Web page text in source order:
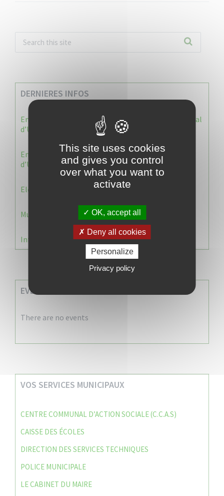
DERNIERES INFOS
Enquête publique : Dossier Modification du Plan Local
d’Urbanisme du Vauclin
Enquête publique : 1 ère modification du Plan Local
d’Urbanisme (PLU) de la commune du Vauclin.
Election 2026 : Commission de contrôle
Municipale 2026 : Transfert du Bureau de Vote n°2
Information Élections – Carte Électorale
EVENEMENTS A VENIR
There are no events
VOS SERVICES MUNICIPAUX
CENTRE COMMUNAL D’ACTION SOCIALE (C.C.A.S)
CAISSE DES ÉCOLES
DIRECTION DES SERVICES TECHNIQUES
POLICE MUNICIPALE
LE CABINET DU MAIRE
This site uses cookies
and gives you control
over what you want to
activate
OK, accept all
Deny all cookies
Personalize
Privacy policy